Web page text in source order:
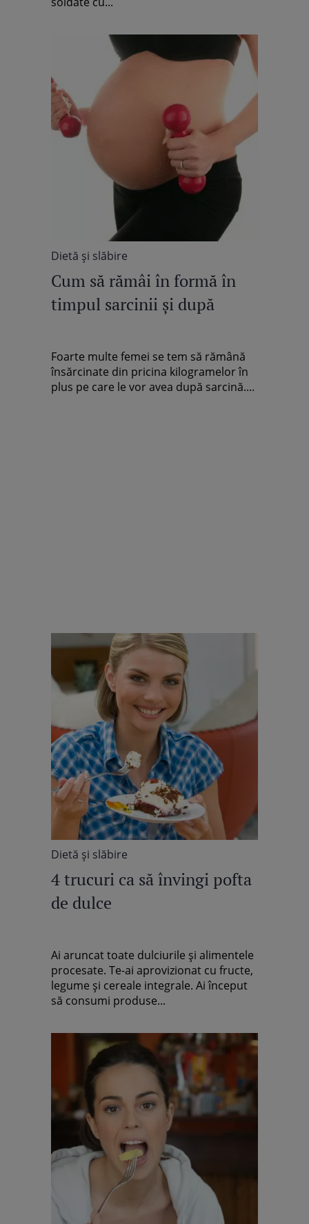
Dietă şi slăbire
Cum să rămâi în formă în
timpul sarcinii şi după
Foarte multe femei se tem să rămână
însărcinate din pricina kilogramelor în
plus pe care le vor avea după sarcină....
Dietă şi slăbire
4 trucuri ca să învingi pofta
de dulce
Ai aruncat toate dulciurile şi alimentele
procesate. Te-ai aprovizionat cu fructe,
legume şi cereale integrale. Ai început
să consumi produse...